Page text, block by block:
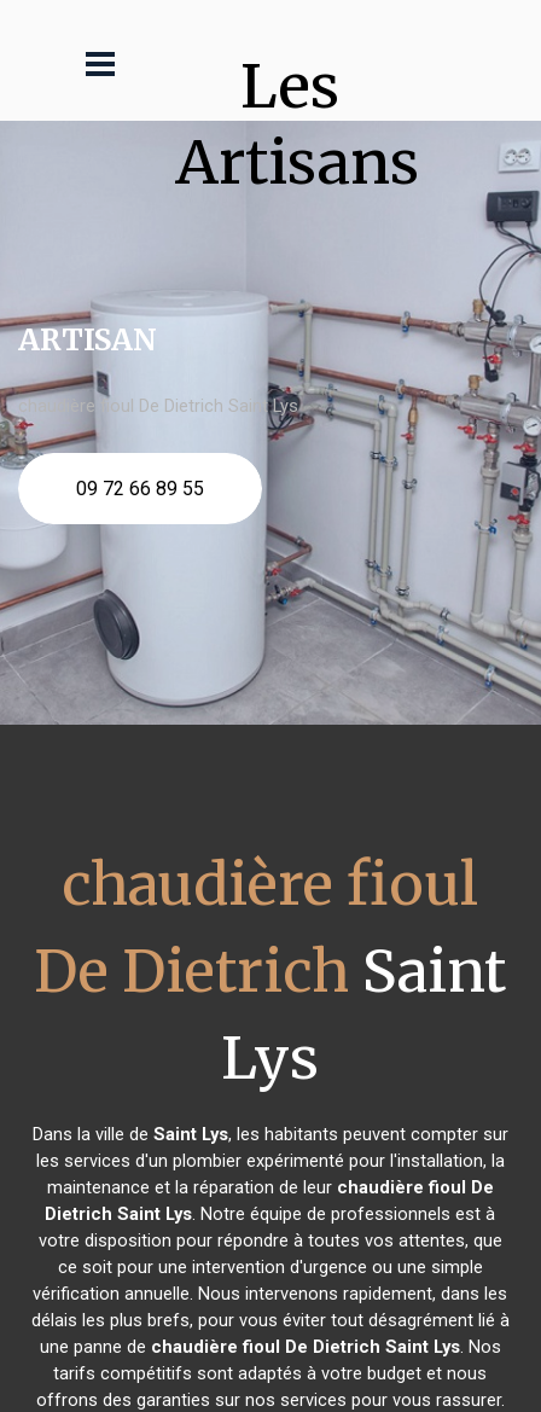
Les
Artisans
ARTISAN
chaudière fioul De Dietrich Saint Lys
09 72 66 89 55
chaudière fioul
De Dietrich Saint
Lys
Dans la ville de Saint Lys, les habitants peuvent compter sur
les services d'un plombier expérimenté pour l'installation, la
maintenance et la réparation de leur chaudière fioul De
Dietrich Saint Lys. Notre équipe de professionnels est à
votre disposition pour répondre à toutes vos attentes, que
ce soit pour une intervention d'urgence ou une simple
vérification annuelle. Nous intervenons rapidement, dans les
délais les plus brefs, pour vous éviter tout désagrément lié à
une panne de chaudière fioul De Dietrich Saint Lys. Nos
tarifs compétitifs sont adaptés à votre budget et nous
offrons des garanties sur nos services pour vous rassurer.